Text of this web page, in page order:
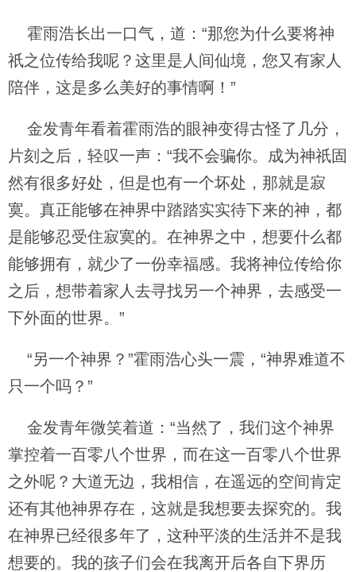
霍雨浩长出一口气，道：“那您为什么要将神
祇之位传给我呢？这里是人间仙境，您又有家人
陪伴，这是多么美好的事情啊！”
金发青年看着霍雨浩的眼神变得古怪了几分，
片刻之后，轻叹一声：“我不会骗你。成为神祇固
然有很多好处，但是也有一个坏处，那就是寂
寞。真正能够在神界中踏踏实实待下来的神，都
是能够忍受住寂寞的。在神界之中，想要什么都
能够拥有，就少了一份幸福感。我将神位传给你
之后，想带着家人去寻找另一个神界，去感受一
下外面的世界。”
“另一个神界？”霍雨浩心头一震，“神界难道不
只一个吗？”
金发青年微笑着道：“当然了，我们这个神界
掌控着一百零八个世界，而在这一百零八个世界
之外呢？大道无边，我相信，在遥远的空间肯定
还有其他神界存在，这就是我想要去探究的。我
在神界已经很多年了，这种平淡的生活并不是我
想要的。我的孩子们会在我离开后各自下界历